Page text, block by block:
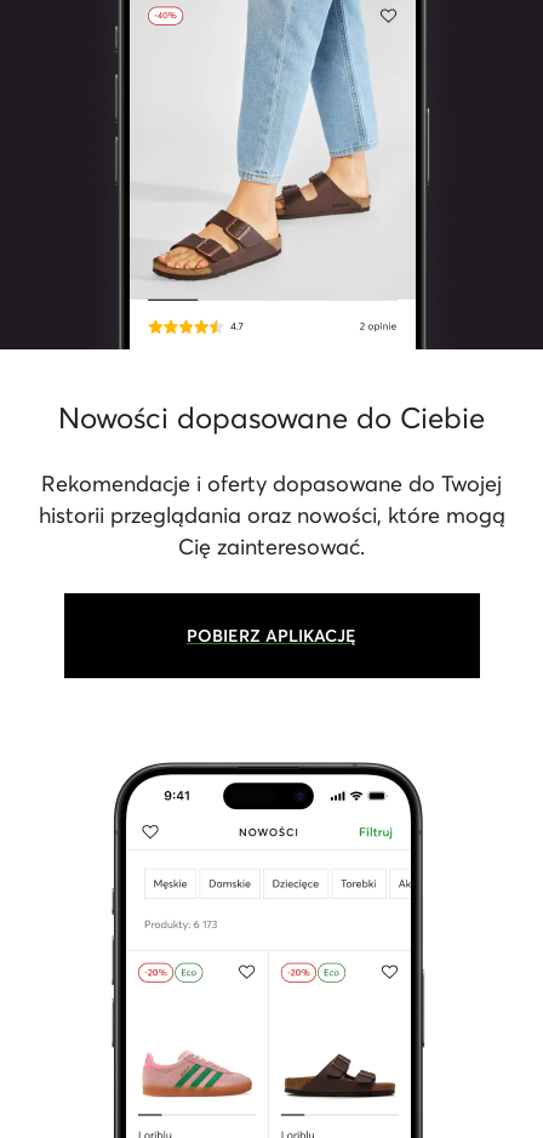
Nowości dopasowane do Ciebie
Rekomendacje i oferty dopasowane do Twojej
historii przeglądania oraz nowości, które mogą
Cię zainteresować.
POBIERZ APLIKACJĘ